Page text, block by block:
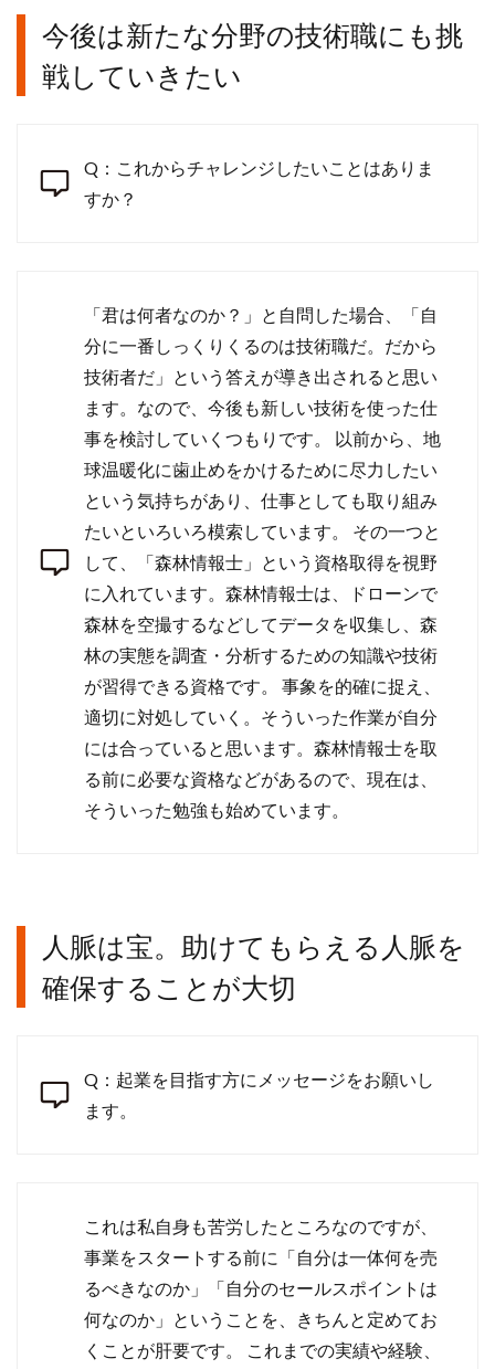
今後は新たな分野の技術職にも挑
戦していきたい
Q：これからチャレンジしたいことはありま
すか？
「君は何者なのか？」と自問した場合、「自
分に一番しっくりくるのは技術職だ。だから
技術者だ」という答えが導き出されると思い
ます。なので、今後も新しい技術を使った仕
事を検討していくつもりです。 以前から、地
球温暖化に歯止めをかけるために尽力したい
という気持ちがあり、仕事としても取り組み
たいといろいろ模索しています。 その一つと
して、「森林情報士」という資格取得を視野
に入れています。森林情報士は、ドローンで
森林を空撮するなどしてデータを収集し、森
林の実態を調査・分析するための知識や技術
が習得できる資格です。 事象を的確に捉え、
適切に対処していく。そういった作業が自分
には合っていると思います。森林情報士を取
る前に必要な資格などがあるので、現在は、
そういった勉強も始めています。
人脈は宝。助けてもらえる人脈を
確保することが大切
Q：起業を目指す方にメッセージをお願いし
ます。
これは私自身も苦労したところなのですが、
事業をスタートする前に「自分は一体何を売
るべきなのか」「自分のセールスポイントは
何なのか」ということを、きちんと定めてお
くことが肝要です。 これまでの実績や経験、